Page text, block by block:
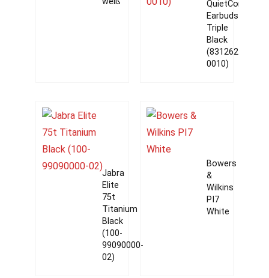
QuietComfort
Earbuds
Triple
Black
(831262-
0010)
Jabra
Elite
75t
Titanium
Black
(100-
99090000-
02)
Bowers
&
Wilkins
PI7
White